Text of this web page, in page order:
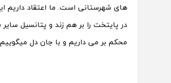
های شهرستانی است. ما اعتقاد داریم
در پایتخت را بر هم زند و پتانسیل
محکم بر می داریم و با جان دل